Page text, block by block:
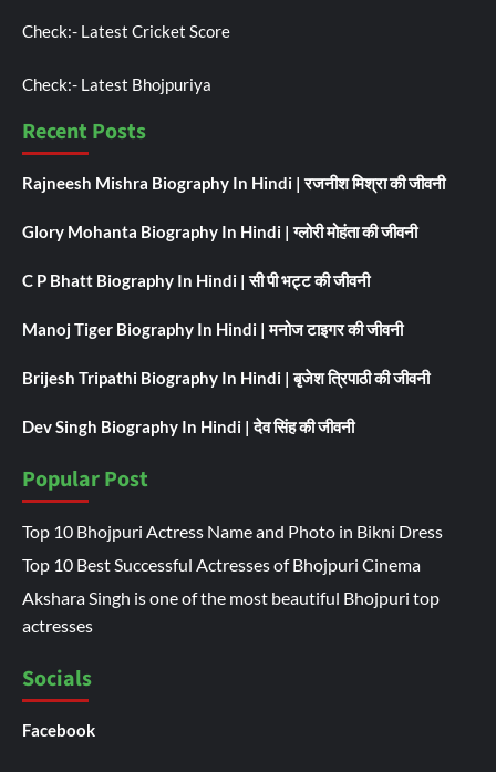
Check:- Latest Cricket Score
Check:- Latest Bhojpuriya
Recent Posts
Rajneesh Mishra Biography In Hindi | रजनीश मिश्रा की जीवनी
Glory Mohanta Biography In Hindi | ग्लोरी मोहंता की जीवनी
C P Bhatt Biography In Hindi | सी पी भट्ट की जीवनी
Manoj Tiger Biography In Hindi | मनोज टाइगर की जीवनी
Brijesh Tripathi Biography In Hindi | बृजेश त्रिपाठी की जीवनी
Dev Singh Biography In Hindi | देव सिंह की जीवनी
Popular Post
Top 10 Bhojpuri Actress Name and Photo in Bikni Dress
Top 10 Best Successful Actresses of Bhojpuri Cinema
Akshara Singh is one of the most beautiful Bhojpuri top
actresses
Socials
Facebook